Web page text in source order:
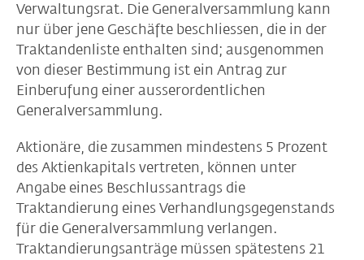
Verwaltungsrat. Die Generalversammlung kann
nur über jene Geschäfte beschliessen, die in der
Traktandenliste enthalten sind; ausgenommen
von dieser Bestimmung ist ein Antrag zur
Einberufung einer ausserordentlichen
Generalversammlung.
Aktionäre, die zusammen mindestens 5 Prozent
des Aktienkapitals vertreten, können unter
Angabe eines Beschlussantrags die
Traktandierung eines Verhandlungsgegenstands
für die Generalversammlung verlangen.
Traktandierungsanträge müssen spätestens 21